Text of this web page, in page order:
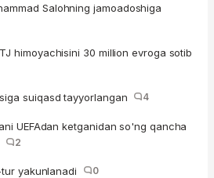
Salohning jamoadoshiga
himoyachisini 30 million evroga sotib
suiqasd tayyorlangan 4
UEFAdan ketganidan so'ng qancha
2
tur yakunlanadi 0